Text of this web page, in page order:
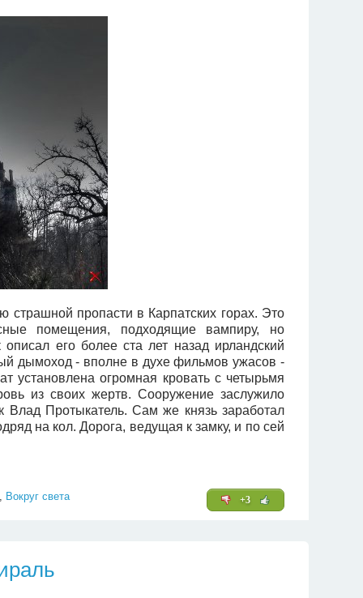
пропасти в Карпатских горах. Это
помещения, подходящие вампиру, но
его более ста лет назад ирландский
дымоход - вполне в духе фильмов ужасов -
установлена огромная кровать с четырьмя
из своих жертв. Сооружение заслужило
Влад Протыкатель. Сам же князь заработал
на кол. Дорога, ведущая к замку, и по сей
+3
Вокруг света